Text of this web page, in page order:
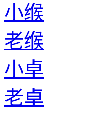
小缑
老缑
小卓
老卓